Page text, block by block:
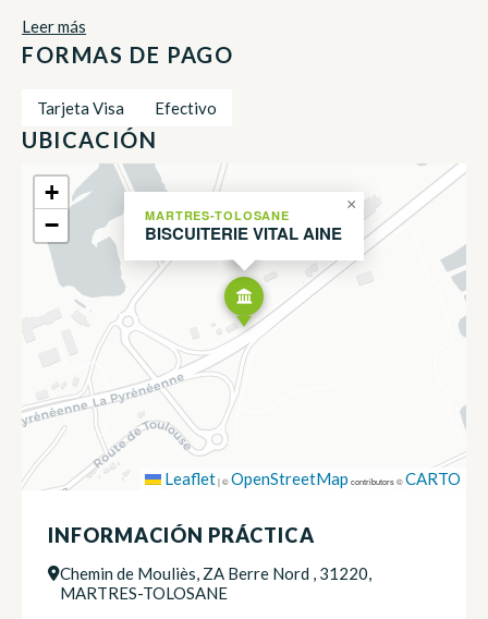
Leer más
FORMAS DE PAGO
Tarjeta Visa Efectivo
UBICACIÓN
MARTRES-TOLOSANE
BISCUITERIE VITAL AINE
×
+
−
Leaflet|©OpenStreetMap contributors ©CARTO
INFORMACIÓN PRÁCTICA
Chemin de Mouliès, ZA Berre Nord , 31220,
MARTRES-TOLOSANE